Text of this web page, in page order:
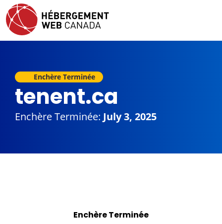
Enchère Terminée
tenent.ca
Enchère Terminée: July 3, 2025
Enchère Terminée